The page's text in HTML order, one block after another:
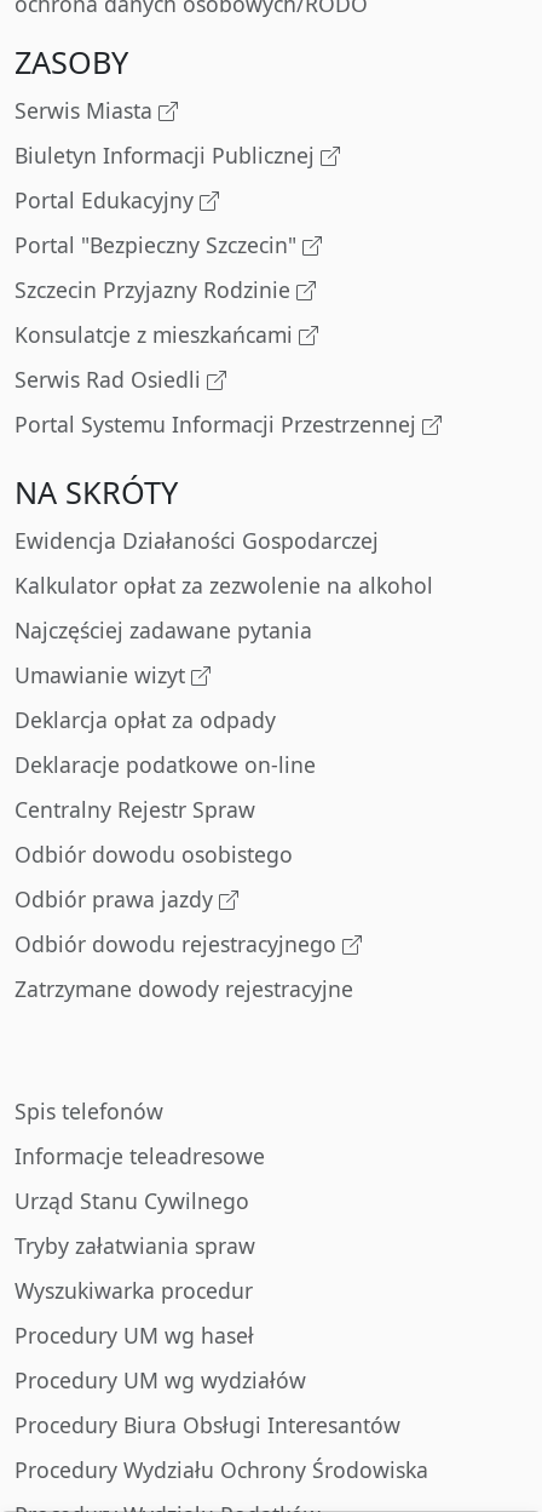
ZASOBY
Serwis Miasta
Biuletyn Informacji Publicznej
Portal Edukacyjny
Portal "Bezpieczny Szczecin"
Szczecin Przyjazny Rodzinie
Konsulatcje z mieszkańcami
Serwis Rad Osiedli
Portal Systemu Informacji Przestrzennej
NA SKRÓTY
Ewidencja Działaności Gospodarczej
Kalkulator opłat za zezwolenie na alkohol
Najczęściej zadawane pytania
Umawianie wizyt
Deklarcja opłat za odpady
Deklaracje podatkowe on-line
Centralny Rejestr Spraw
Odbiór dowodu osobistego
Odbiór prawa jazdy
Odbiór dowodu rejestracyjnego
Zatrzymane dowody rejestracyjne
Spis telefonów
Informacje teleadresowe
Urząd Stanu Cywilnego
Tryby załatwiania spraw
Wyszukiwarka procedur
Procedury UM wg haseł
Procedury UM wg wydziałów
Procedury Biura Obsługi Interesantów
Procedury Wydziału Ochrony Środowiska